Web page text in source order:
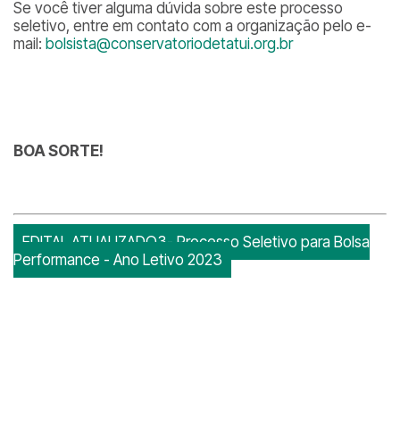
Se você tiver alguma dúvida sobre este processo
seletivo, entre em contato com a organização pelo e-
mail: bolsista@conservatoriodetatui.org.br
BOA SORTE!
EDITAL ATUALIZADO3- Processo Seletivo para Bolsa
Performance - Ano Letivo 2023